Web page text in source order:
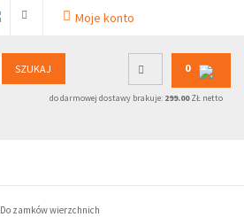
Moje konto
SZUKAJ 0
do darmowej dostawy brakuje: 299.00ZŁ netto
Do zamków wierzchnich